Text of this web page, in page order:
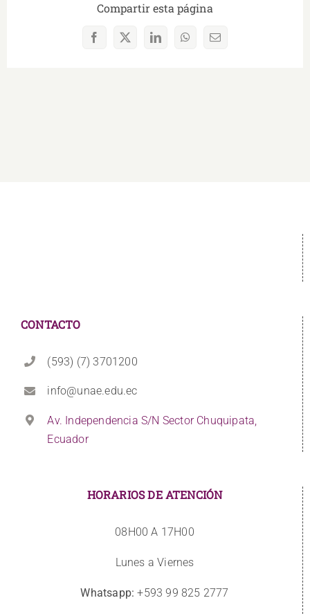
Compartir esta página
Facebook
X LinkedInWhatsAppCorreo
CONTACTO
(593) (7) 3701200
info@unae.edu.ec
Av. Independencia S/N Sector Chuquipata,
Ecuador
HORARIOS DE ATENCIÓN
08H00 A 17H00
Lunes a Viernes
Whatsapp: +593 99 825 2777